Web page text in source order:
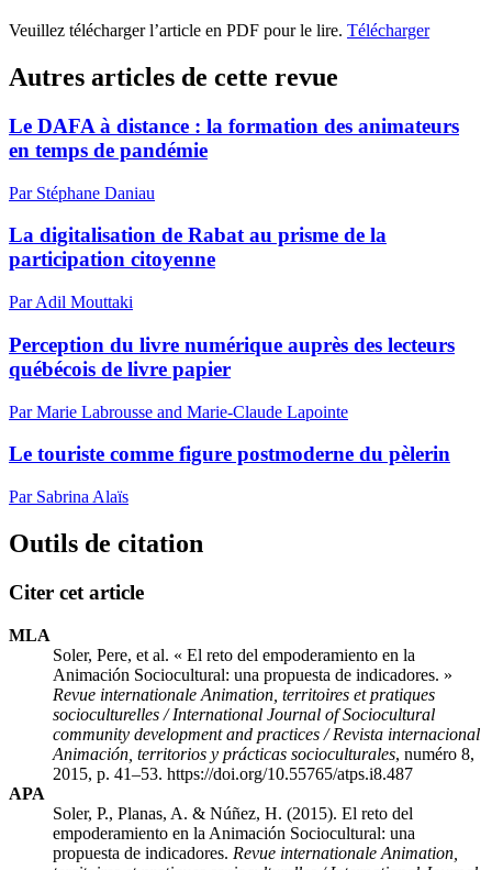
Veuillez télécharger l’article en PDF pour le lire. Télécharger
Autres articles de cette revue
Le DAFA à distance : la formation des animateurs
en temps de pandémie
Par Stéphane Daniau
La digitalisation de Rabat au prisme de la
participation citoyenne
Par Adil Mouttaki
Perception du livre numérique auprès des lecteurs
québécois de livre papier
Par Marie Labrousse and Marie-Claude Lapointe
Le touriste comme figure postmoderne du pèlerin
Par Sabrina Alaïs
Outils de citation
Citer cet article
MLA
Soler, Pere, et al. « El reto del empoderamiento en la
Animación Sociocultural: una propuesta de indicadores. »
Revue internationale Animation, territoires et pratiques
socioculturelles / International Journal of Sociocultural
community development and practices / Revista internacional
Animación, territorios y prácticas socioculturales, numéro 8,
2015, p. 41–53. https://doi.org/10.55765/atps.i8.487
APA
Soler, P., Planas, A. & Núñez, H. (2015). El reto del
empoderamiento en la Animación Sociocultural: una
propuesta de indicadores. Revue internationale Animation,